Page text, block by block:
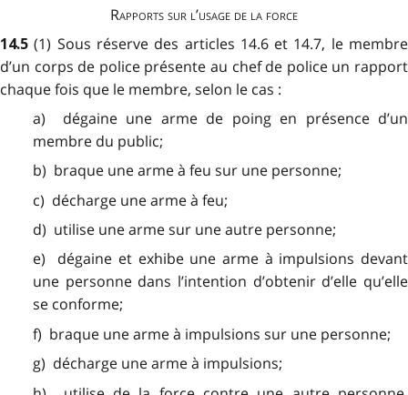
Rapports sur l’usage de la force
14.5(1) Sous réserve des articles 14.6 et 14.7, le membre
d’un corps de police présente au chef de police un rapport
chaque fois que le membre, selon le cas :
a) dégaine une arme de poing en présence d’un
membre du public;
b) braque une arme à feu sur une personne;
c) décharge une arme à feu;
d) utilise une arme sur une autre personne;
e) dégaine et exhibe une arme à impulsions devant
une personne dans l’intention d’obtenir d’elle qu’elle
se conforme;
f) braque une arme à impulsions sur une personne;
g) décharge une arme à impulsions;